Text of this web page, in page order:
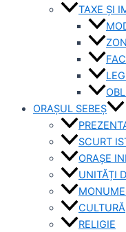
TAXE ȘI
ORAȘUL SEBEȘ
SCURT
ORAȘE
UNITĂȚI
CULTURĂ
RELIGIE